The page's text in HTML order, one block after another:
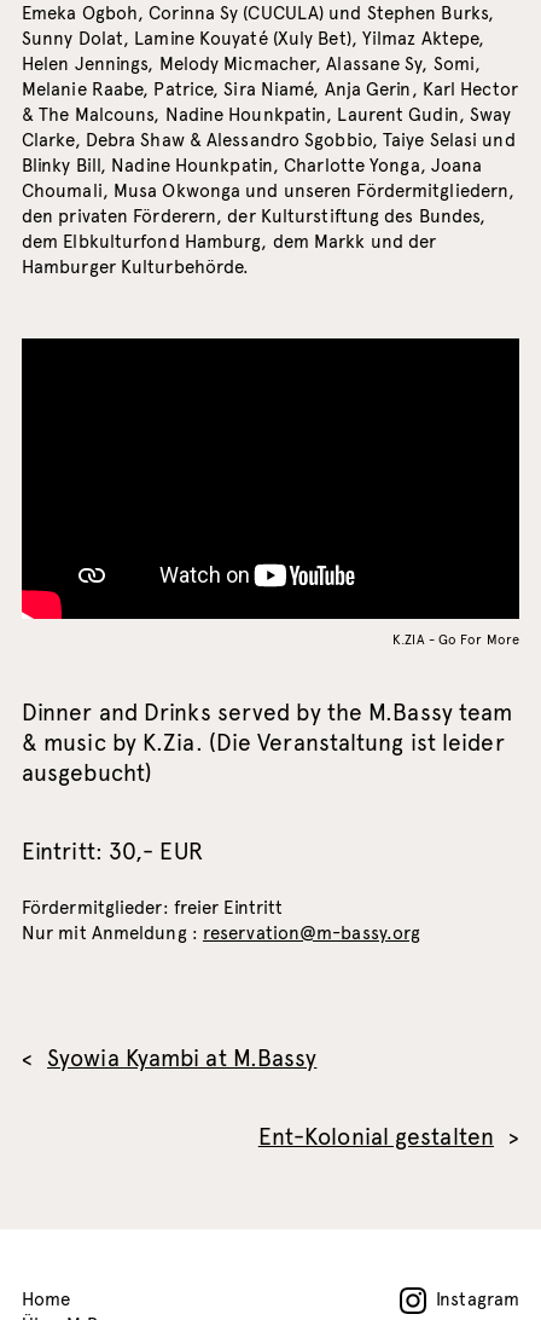
Emeka Ogboh, Corinna Sy (CUCULA) und Stephen Burks,
Sunny Dolat, Lamine Kouyaté (Xuly Bet), Yilmaz Aktepe,
Helen Jennings, Melody Micmacher, Alassane Sy, Somi,
Melanie Raabe, Patrice, Sira Niamé, Anja Gerin, Karl Hector
& The Malcouns, Nadine Hounkpatin, Laurent Gudin, Sway
Clarke, Debra Shaw & Alessandro Sgobbio, Taiye Selasi und
Blinky Bill, Nadine Hounkpatin, Charlotte Yonga, Joana
Choumali, Musa Okwonga und unseren Fördermitgliedern,
den privaten Förderern, der Kulturstiftung des Bundes,
dem Elbkulturfond Hamburg, dem Markk und der
Hamburger Kulturbehörde.
K.ZIA - Go For More
Dinner and Drinks served by the M.Bassy team
& music by K.Zia. (Die Veranstaltung ist leider
ausgebucht)
Eintritt: 30,- EUR
Fördermitglieder: freier Eintritt
Nur mit Anmeldung : reservation@m-bassy.org
Syowia Kyambi at M.Bassy
Ent-Kolonial gestalten
Home
Instagram